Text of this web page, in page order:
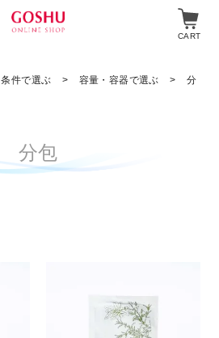
よくあるご質問
CART
条件で選ぶ 容量・容器で選ぶ
分
分包